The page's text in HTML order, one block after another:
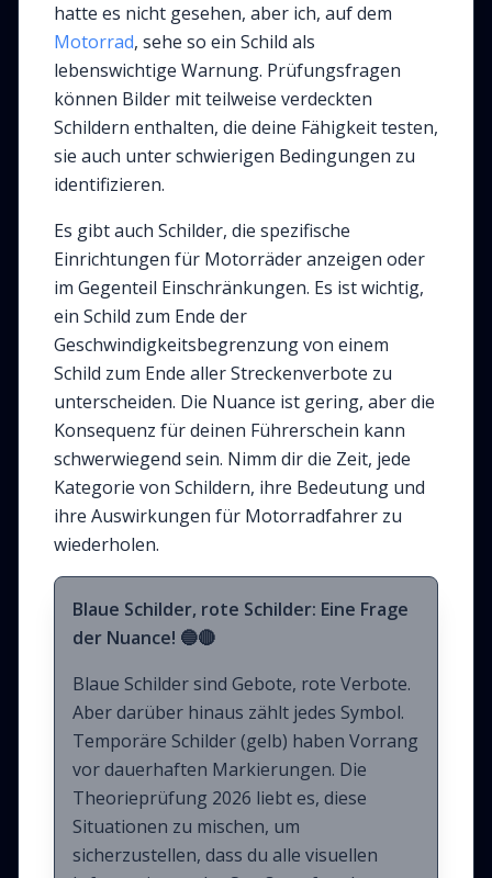
hatte es nicht gesehen, aber ich, auf dem
Motorrad, sehe so ein Schild als
lebenswichtige Warnung. Prüfungsfragen
können Bilder mit teilweise verdeckten
Schildern enthalten, die deine Fähigkeit testen,
sie auch unter schwierigen Bedingungen zu
identifizieren.
Es gibt auch Schilder, die spezifische
Einrichtungen für Motorräder anzeigen oder
im Gegenteil Einschränkungen. Es ist wichtig,
ein Schild zum Ende der
Geschwindigkeitsbegrenzung von einem
Schild zum Ende aller Streckenverbote zu
unterscheiden. Die Nuance ist gering, aber die
Konsequenz für deinen Führerschein kann
schwerwiegend sein. Nimm dir die Zeit, jede
Kategorie von Schildern, ihre Bedeutung und
ihre Auswirkungen für Motorradfahrer zu
wiederholen.
Blaue Schilder, rote Schilder: Eine Frage
der Nuance! 🔵🔴
Blaue Schilder sind Gebote, rote Verbote.
Aber darüber hinaus zählt jedes Symbol.
Temporäre Schilder (gelb) haben Vorrang
vor dauerhaften Markierungen. Die
Theorieprüfung 2026 liebt es, diese
Situationen zu mischen, um
sicherzustellen, dass du alle visuellen